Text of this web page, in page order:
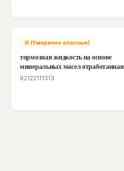
III (Умеренно опасные)
тормозная жидкость на основе
минеральных масел отработанная
92122111313